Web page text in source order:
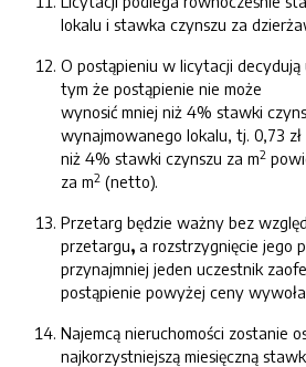
lokalu i stawka czynszu za
O postąpieniu w licytacji
tym że postąpienie nie może
wynosić mniej niż 4% stawki
wynajmowanego lokalu, tj. 0,73 zł
niż 4% stawki czynszu za m2
za m2 (netto).
Przetarg będzie ważny bez
przetargu, a rozstrzygnięcie jego
przynajmniej jeden uczestnik
postąpienie powyżej ceny
Najemcą nieruchomości zostanie
najkorzystniejszą miesięczną